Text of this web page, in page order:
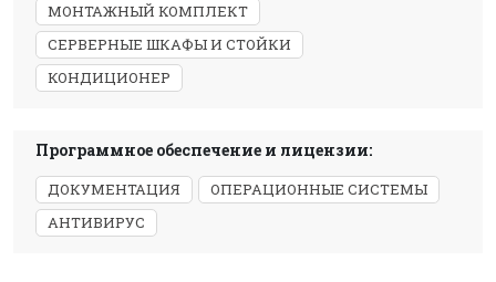
МОНТАЖНЫЙ КОМПЛЕКТ
СЕРВЕРНЫЕ ШКАФЫ И СТОЙКИ
КОНДИЦИОНЕР
Программное обеспечение и лицензии:
ДОКУМЕНТАЦИЯ
ОПЕРАЦИОННЫЕ СИСТЕМЫ
АНТИВИРУС